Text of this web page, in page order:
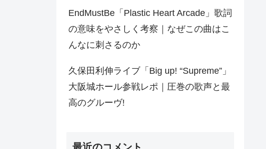
EndMustBe「Plastic Heart Arcade」歌詞
の意味をやさしく考察｜なぜこの曲はこ
んなに刺さるのか
久保田利伸ライブ「Big up! “Supreme”」
大阪城ホール参戦レポ｜圧巻の歌声と最
高のグルーヴ!